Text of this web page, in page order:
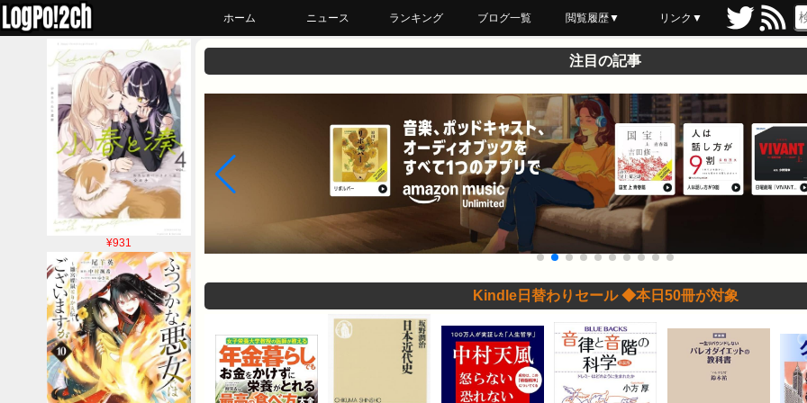
ホーム ニュース ランキング ブログ一覧 閲覧履歴▼
最近読んだ
あとで読む
ブックマーク
リンク▼
¥931
注目の記事
Kindle日替わりセール ◆本日50冊が対象